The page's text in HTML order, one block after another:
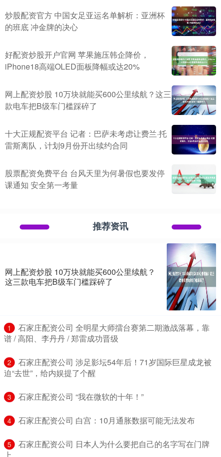
炒股配资官方 中国女足亚运名单解析：亚洲杯
的班底 冲金牌的决心
好配资炒股开户官网 苹果施压韩企降价，
iPhone18高端OLED面板降幅或达20%
网上配资炒股 10万块就能买600公里续航？这三
款电车把B级车门槛踩碎了
十大正规配资平台 记者：巴萨未考虑让费兰·托
雷斯离队，计划9月份开出续约合同
股票配资免费平台 台风天里为何暑假也要发停
课通知 安全第一考量
推荐资讯
网上配资炒股 10万块就能买600公里续航？
这三款电车把B级车门槛踩碎了
1
​石家庄配资公司 全明星大师擂台赛第二期激战落幕，靠
谱 / 高阳、李丹丹 / 郑雷成功晋级
2
​石家庄配资公司 涉足影坛54年后！71岁国际巨星成龙被
迫“去世”，给内娱提了个醒
3 ​石家庄配资公司 “我在微软的十年！”
4 ​石家庄配资公司 白宫：10月通胀数据可能无法发布
5
​石家庄配资公司 日本人为什么要把自己的名字写在门牌